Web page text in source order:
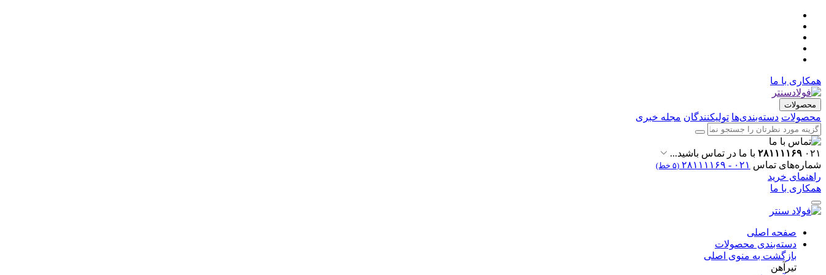
همکاری با ما
محصولات
محصولات دسته‌بندی‌ها تولیکنندگان مجله خبری
۰۲۱ ۲۸۱۱۱۱۶۹ با ما در تماس باشید...
شماره‌های تماس ۰۲۱ - ۲۸۱۱۱۱۶۹ (۵ خط)
راهنمای خرید
همکاری با ما
صفحه اصلی
دسته‌بندی محصولات
بازگشت به منوی اصلی
تیرآهن